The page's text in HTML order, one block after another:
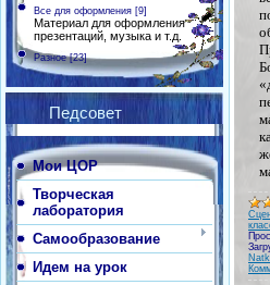
Все для оформления [9]
Материал для оформления
презентаций, музыка и т.д.
Разное [23]
Педсовет
Мои ЦОР
Творческая
лаборатория
Самообразование
Идем на урок